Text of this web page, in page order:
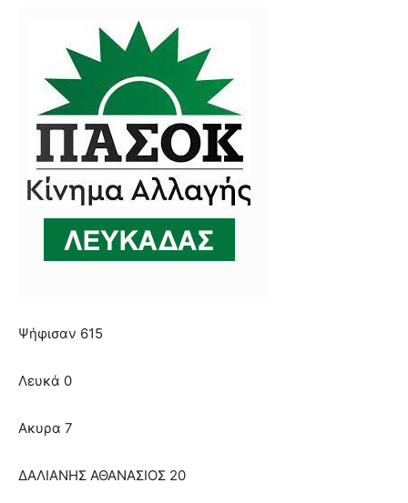
Ψήφισαν 615
Λευκά 0
Ακυρα 7
ΔΑΛΙΑΝΗΣ ΑΘΑΝΑΣΙΟΣ 20